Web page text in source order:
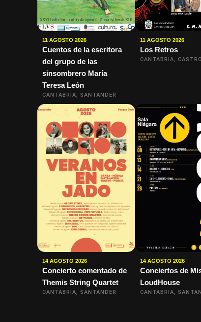
11 AGOSTO 2026
Cuentos de la escritora
del grupo de las
sinsombrero María
Teresa León
CANTABRIA, SANTANDER
11 AGOSTO 2026
Los Retros
CANTABRIA, CASTRO
14 AGOSTO 2026
Concierto comentado de
Themis String Quartet
CANTABRIA, SANTANDER
14 AGOSTO 2026
Conciertos de
LoudHouse
CANTABRIA,